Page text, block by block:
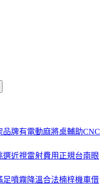
牌有電動麻將桌輔助CNC
近視雷射費用正規台南眼
噴霧降溫合法楠梓機車借